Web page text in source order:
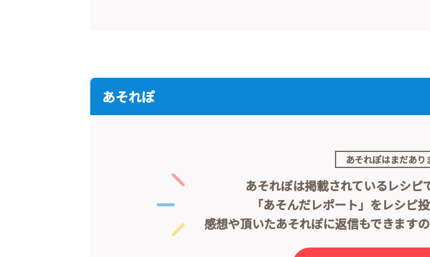
あそれぽ
あそれぽはまだあり
あそれぽは掲載されているレシピ
「あそんだレポート」をレシピ
感想や頂いたあそれぽに返信もできます